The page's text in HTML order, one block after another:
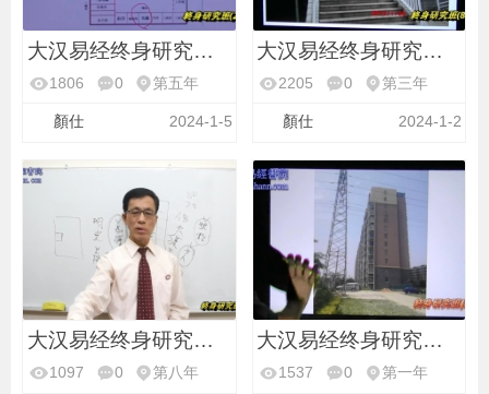
大汉易经终身研究班第
1806 0 第五年
顏仕 2024-1-5
大汉易经终身研究班第
2205 0 第三年
顏仕 2024-1-2
大汉易经终身研究班第
1097 0 第八年
大汉易经终身研究班第
1537 0 第一年